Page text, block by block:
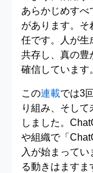
あらかじめすべ
があります。そ
任です。人が生
共存し、真の豊
確信しています
この連載では3
り組み、そし
しました。
や組織で「
入が始まって
る動きはます